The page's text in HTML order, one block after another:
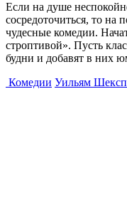
Если на душе
сосредоточиться, то на
чудесные комедии.
строптивой». Пусть
будни и добавят в них
Комедии Уильям